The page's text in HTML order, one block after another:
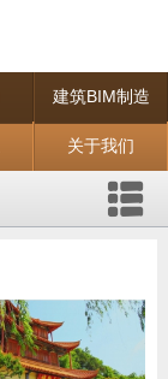
建筑BIM制造
关于我们